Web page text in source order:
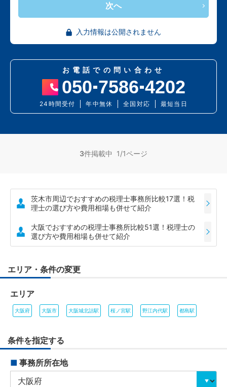
次へ
入力情報は公開されません
お電話での問い合わせ
050 7586 4202
24時間受付 年中無休 全国対応 最短当日
3件掲載中 1/1ページ
茨木市周辺でおすすめの税理士事務所比較17選！税
理士の選び方や費用相場も併せて紹介
大阪でおすすめの税理士事務所比較51選！税理士の
選び方や費用相場も併せて紹介
エリア・条件の変更
エリア
大阪府 大阪市 大阪城北詰駅 桜ノ宮駅 野江内代駅 都島駅
条件を指定する
■ 事務所所在地